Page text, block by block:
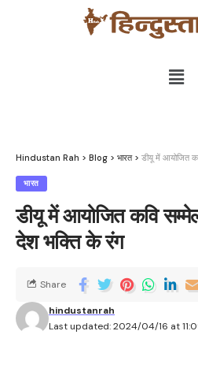
Hindustan Rah > Blog > भारत> डीयू में आयोजित
भारत
डीयू में आयोजित कवि
देश भक्ति के रंग
Last updated: 2024/04/16 at
hindustanrah
Share